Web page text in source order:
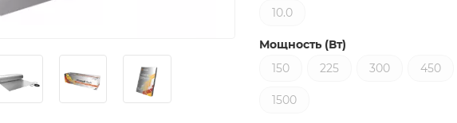
10.0
Мощность (Вт)
150
225 300 450
1500